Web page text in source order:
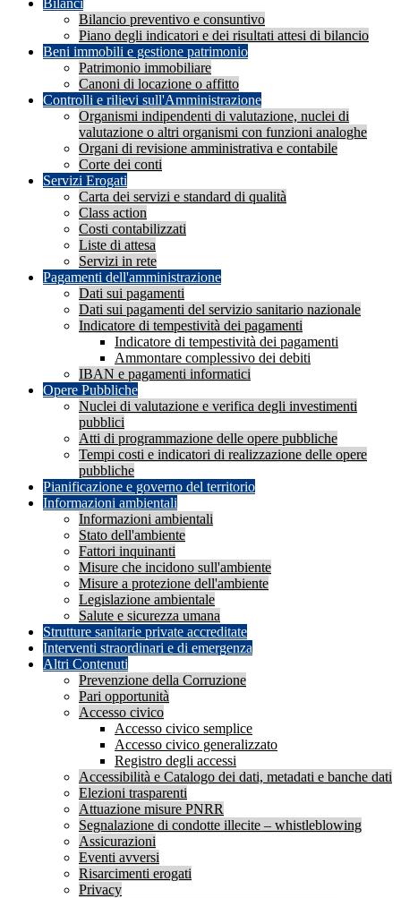
Bilancio preventivo e consuntivo
Piano degli indicatori e dei risultati attesi di bilancio
Beni immobili e gestione patrimonio
Patrimonio immobiliare
Canoni di locazione o affitto
Controlli e rilievi sull'Amministrazione
Organismi indipendenti di valutazione, nuclei di
valutazione o altri organismi con funzioni analoghe
Organi di revisione amministrativa e contabile
Corte dei conti
Servizi Erogati
Carta dei servizi e standard di qualità
Class action
Costi contabilizzati
Liste di attesa
Servizi in rete
Pagamenti dell'amministrazione
Dati sui pagamenti
Dati sui pagamenti del servizio sanitario nazionale
Indicatore di tempestività dei pagamenti
Indicatore di tempestività dei pagamenti
Ammontare complessivo dei debiti
IBAN e pagamenti informatici
Opere Pubbliche
Nuclei di valutazione e verifica degli investimenti
pubblici
Atti di programmazione delle opere pubbliche
Tempi costi e indicatori di realizzazione delle opere
pubbliche
Pianificazione e governo del territorio
Informazioni ambientali
Informazioni ambientali
Stato dell'ambiente
Fattori inquinanti
Misure che incidono sull'ambiente
Misure a protezione dell'ambiente
Legislazione ambientale
Salute e sicurezza umana
Strutture sanitarie private accreditate
Interventi straordinari e di emergenza
Altri Contenuti
Prevenzione della Corruzione
Pari opportunità
Accesso civico
Accesso civico semplice
Accesso civico generalizzato
Registro degli accessi
Accessibilità e Catalogo dei dati, metadati e banche dati
Elezioni trasparenti
Attuazione misure PNRR
Segnalazione di condotte illecite – whistleblowing
Assicurazioni
Eventi avversi
Risarcimenti erogati
Privacy